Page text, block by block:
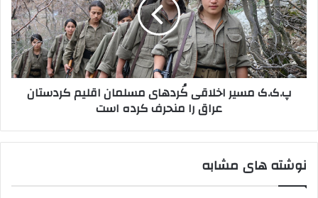
ی
س
پ
ا
ه
و
ک
م
س
ی
ر
ی
پ.ک.ک مسیر اخلاقی کُردهای مسلمان اقلیم کردستان
عراق را منحرف کرده است
نوشته های مشابه